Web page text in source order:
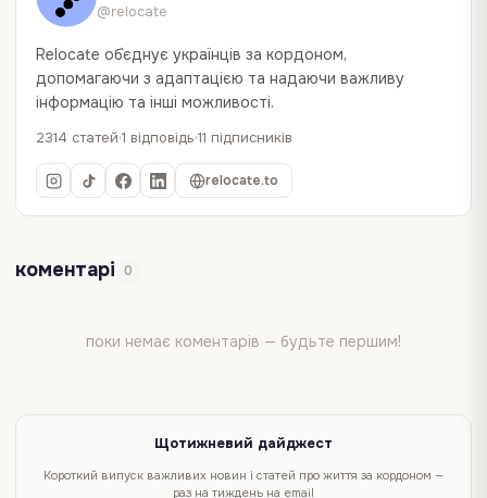
@relocate
Relocate об`єднує українців за кордоном,
допомагаючи з адаптацією та надаючи важливу
інформацію та інші можливості.
2314 статей 1 відповідь 11 підписників
relocate.to
коментарі 0
поки немає коментарів — будьте першим!
Щотижневий дайджест
Короткий випуск важливих новин і статей про життя за кордоном —
раз на тиждень на email